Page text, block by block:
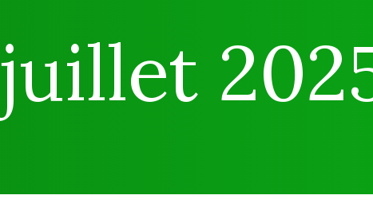
juillet